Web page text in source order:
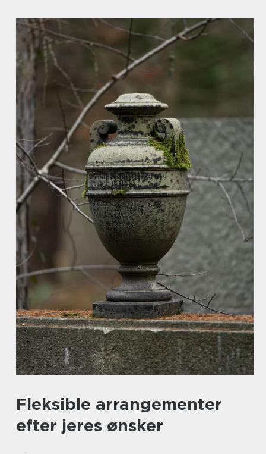
Fleksible arrangementer
efter jeres ønsker